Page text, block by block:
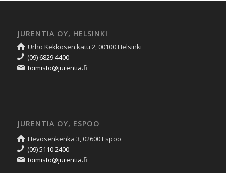
JURENTIA OY, HELSINKI
Urho Kekkosen katu 2, 00100 Helsinki
(09) 6829 4400
toimisto@jurentia.fi
JURENTIA OY, ESPOO
Hevosenkenkä 3, 02600 Espoo
(09) 5110 2400
toimisto@jurentia.fi